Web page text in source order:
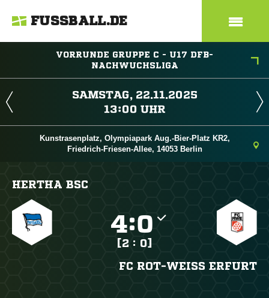
FUSSBALL.DE
VORRUNDE GRUPPE C - U17 DFB-
NACHWUCHSLIGA
 
 
Kunstrasenplatz, Olympiapark Aug.-Bier-Platz KR2,
Friedrich-Friesen-Allee, 14053 Berlin
HERTHA BSC
:
[2 : 0]
FC ROT-WEISS ERFURT